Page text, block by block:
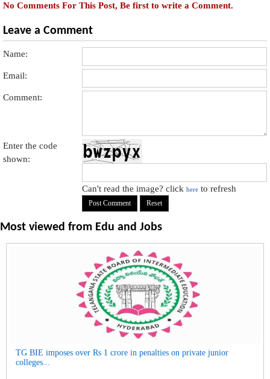
No Comments For This Post, Be first to write a Comment.
Leave a Comment
Name:
Email:
Comment:
Enter the code
shown:
Can't read the image? clickhere to refresh
Most viewed from Edu and Jobs
TG BIE imposes over Rs 1 crore in penalties on private junior
colleges...